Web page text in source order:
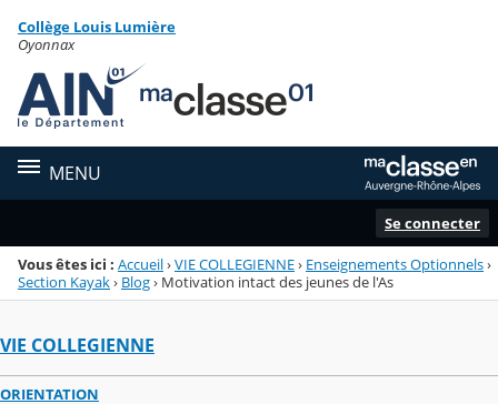
Menu de la rubrique
Contenu
Collège Louis Lumière
Oyonnax
MENU
Se connecter
Vous êtes ici : Accueil›VIE COLLEGIENNE› Enseignements Optionnels›
Section Kayak› Blog› Motivation intact des jeunes de l'As
VIE COLLEGIENNE
ORIENTATION